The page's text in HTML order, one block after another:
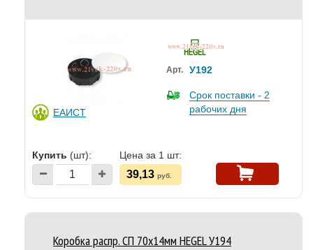
ЕАИСТ
Арт. У192
Срок поставки - 2
рабочих дня
Купить (шт): Цена за 1 шт:
39,13 руб.
Коробка распр. СП 70х14мм HEGEL У194